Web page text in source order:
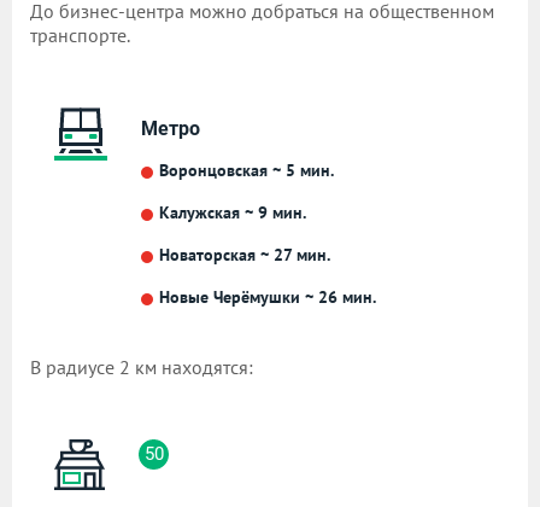
До бизнес-центра можно добраться на общественном
транспорте.
Метро
Воронцовская ~ 5 мин.
Калужская ~ 9 мин.
Новаторская ~ 27 мин.
Новые Черёмушки ~ 26 мин.
В радиусе 2 км находятся:
50